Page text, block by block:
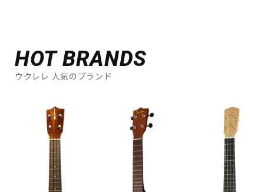
HOT BRANDS
ウクレレ 人気のブランド